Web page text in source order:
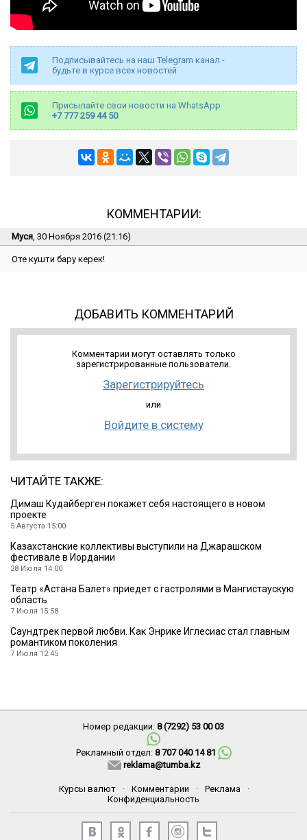
Подписывайтесь на наш Telegram канал -
будьте в курсе всех новостей
Присылайте свои новости на WhatsApp
+7 777 259 44 50
КОММЕНТАРИИ:
Муся , 30 Ноября 2016 (21:16)
Оте кушти бару керек!
ДОБАВИТЬ КОММЕНТАРИЙ
Комментарии могут оставлять только
зарегистрированные пользователи.
Зарегистрируйтесь
или
Войдите в систему
ЧИТАЙТЕ ТАКЖЕ:
Димаш Кудайберген покажет себя настоящего в новом
проекте
5 Августа 15:00
Казахстанские коллективы выступили на Джарашском
фестивале в Иордании
28 Июля 14:00
Театр «Астана Балет» приедет с гастролями в Мангистаускую
область
7 Июля 15:58
Саундтрек первой любви. Как Энрике Иглесиас стал главным
романтиком поколения
7 Июля 12:45
Номер редакции: 8 (7292) 53 00 03
Рекламный отдел: 8 707 040 14 81
reklama@tumba.kz
Курсы валют · Комментарии · Реклама
·
Конфиденциальность